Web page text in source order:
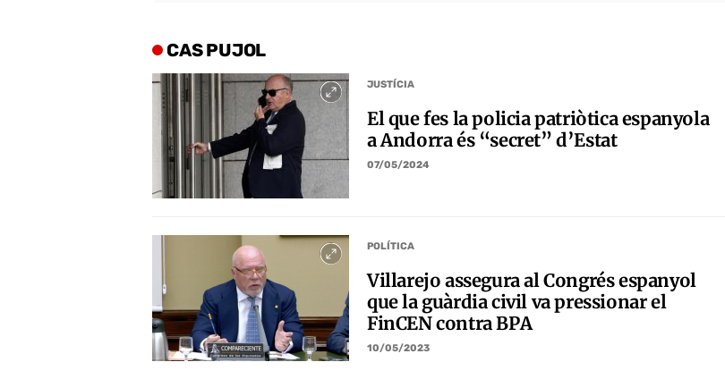
CAS PUJOL
JUSTÍCIA
El que fes la policia patriòtica espanyola
a Andorra és “secret” d’Estat
07/05/2024
POLÍTICA
Villarejo assegura al Congrés espanyol
que la guàrdia civil va pressionar el
FinCEN contra BPA
10/05/2023